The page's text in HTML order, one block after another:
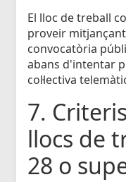
El lloc de treball
proveir
convocatòria
abans d'intentar
col·lectiva
7.
llocs de
28 o